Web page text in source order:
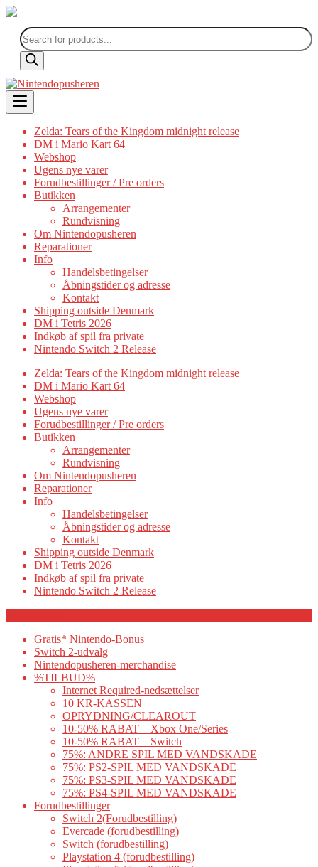
Products
search
Skip
to
content
Zelda: Tears of the Kingdom midnight release
DM i Mario Kart 64
Webshop
Ugens nye varer
Forudbestillinger / Pre orders
Butikken
Arrangementer
Rundvisning
Om Nintendopusheren
Reparationer
Info
Handelsbetingelser
Åbningstider og adresse
Kontakt
Shipping outside Denmark
DM i Tetris 2026
Indkøb af spil fra private
Nintendo Switch 2 Release
Zelda: Tears of the Kingdom midnight release
DM i Mario Kart 64
Webshop
Ugens nye varer
Forudbestillinger / Pre orders
Butikken
Arrangementer
Rundvisning
Om Nintendopusheren
Reparationer
Info
Handelsbetingelser
Åbningstider og adresse
Kontakt
Shipping outside Denmark
DM i Tetris 2026
Indkøb af spil fra private
Nintendo Switch 2 Release
Gratis* Nintendo-Bonus
Switch 2-udvalg
Nintendopusheren-merchandise
%TILBUD%
Internet Required-nedsættelser
10 KR-KASSEN
OPRYDNING/CLEAROUT
10-50% RABAT – Xbox One/Series
10-50% RABAT – Switch
75%: ANDRE SPIL MED VANDSKADE
75%: PS2-SPIL MED VANDSKADE
75%: PS3-SPIL MED VANDSKADE
75%: PS4-SPIL MED VANDSKADE
Forudbestillinger
Switch 2(Forudbestilling)
Evercade (forudbestilling)
Switch (forudbestilling)
Playstation 4 (forudbestilling)